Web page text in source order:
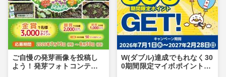
ご自慢の発芽画像を投稿し
よう！発芽フォトコンテス
W(ダブル)達成でもれなく30
0期間限定マイボポイントG